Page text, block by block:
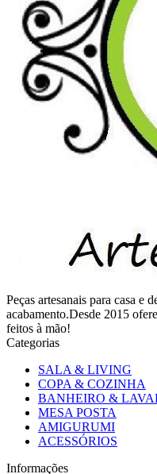
Peças artesanais para casa e
acabamento.Desde 2015
feitos à mão!
Categorias
SALA & LIVING
COPA & COZINHA
BANHEIRO &
MESA POSTA
AMIGURUMI
ACESSÓRIOS
Informações